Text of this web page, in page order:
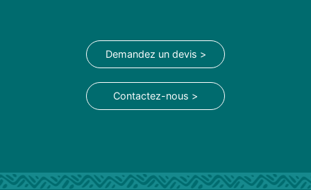
Demandez un devis >
Contactez-nous >